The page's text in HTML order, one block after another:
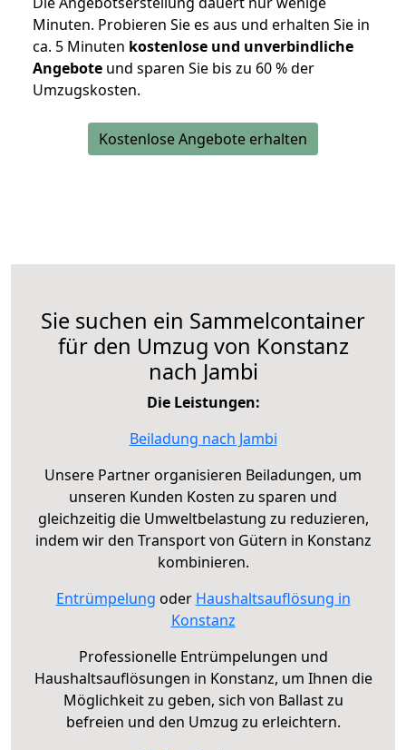
Minuten. Probieren Sie es aus und erhalten Sie in
ca. 5 Minuten kostenlose und unverbindliche
Angebote und sparen Sie bis zu 60 % der
Umzugskosten.
Kostenlose Angebote erhalten
Sie suchen ein Sammelcontainer
für den Umzug von Konstanz
nach Jambi
Die Leistungen:
Beiladung nach Jambi
Unsere Partner organisieren Beiladungen, um
unseren Kunden Kosten zu sparen und
gleichzeitig die Umweltbelastung zu reduzieren,
indem wir den Transport von Gütern in Konstanz
kombinieren.
Entrümpelung oder Haushaltsauflösung in
Konstanz
Professionelle Entrümpelungen und
Haushaltsauflösungen in Konstanz, um Ihnen die
Möglichkeit zu geben, sich von Ballast zu
befreien und den Umzug zu erleichtern.